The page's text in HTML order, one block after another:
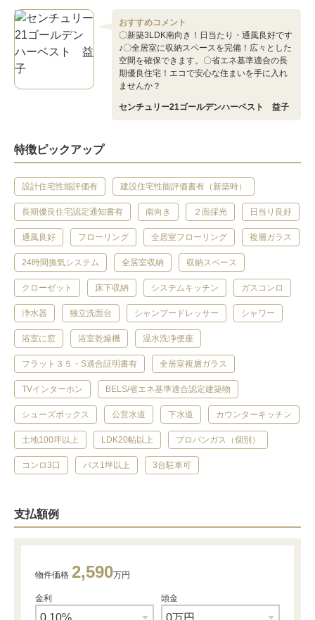
おすすめコメント
〇新築3LDK南向き！日当たり・通風良好です
♪〇全居室に収納スペースを完備！広々とした
空間を確保できます。〇省エネ基準適合の長
期優良住宅！エコで安心な住まいを手に入れ
ませんか？
センチュリー21ゴールデンハーベスト 益子
特徴ピックアップ
設計住宅性能評価有 建設住宅性能評価書有（新築時）
長期優良住宅認定通知書有 南向き ２面採光 日当り良好
通風良好 フローリング 全居室フローリング 複層ガラス
24時間換気システム 全居室収納 収納スペース
クローゼット 床下収納 システムキッチン ガスコンロ
浄水器 独立洗面台 シャンプードレッサー シャワー
浴室に窓 浴室乾燥機 温水洗浄便座
フラット３５・S適合証明書有 全居室複層ガラス
TVインターホン BELS/省エネ基準適合認定建築物
シューズボックス 公営水道 下水道 カウンターキッチン
土地100坪以上 LDK20帖以上 プロパンガス（個別）
コンロ3口 バス1坪以上 3台駐車可
支払額例
物件価格 2,590万円
金利 頭金